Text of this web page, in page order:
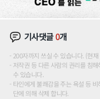
기사댓글0개
200자까지 쓰실 수 있습니다. (현
저작권 등 다른 사람의 권리를 침
수 있습니다.
타인에게 불쾌감을 주는 욕설 등
단에 의해 삭제 합니다.